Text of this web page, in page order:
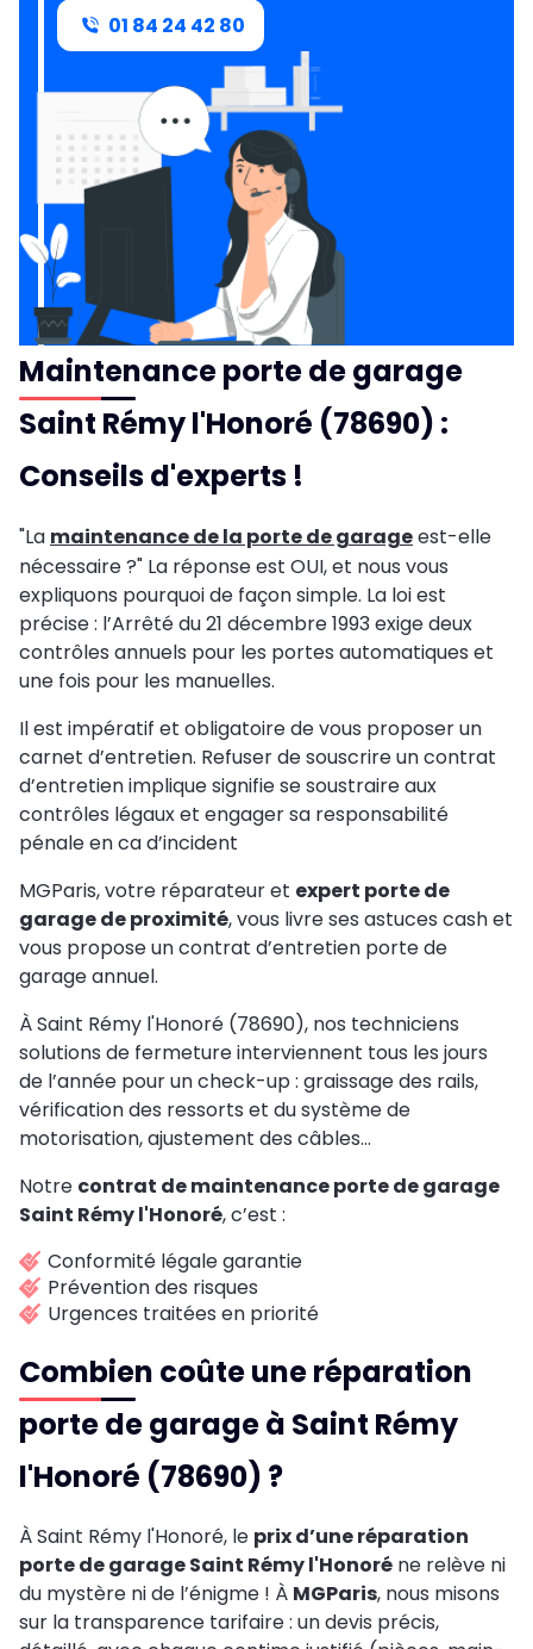
01 84 24 42 80
Maintenance porte de garage
Saint Rémy l'Honoré (78690) :
Conseils d'experts !
"La maintenance de la porte de garageest-elle
nécessaire ?" La réponse est OUI, et nous vous
expliquons pourquoi de façon simple. La loi est
précise : l’Arrêté du 21 décembre 1993 exige deux
contrôles annuels pour les portes automatiques et
une fois pour les manuelles.
Il est impératif et obligatoire de vous proposer un
carnet d’entretien. Refuser de souscrire un contrat
d’entretien implique signifie se soustraire aux
contrôles légaux et engager sa responsabilité
pénale en ca d’incident
MGParis, votre réparateur et expert porte de
garage de proximité, vous livre ses astuces cash et
vous propose un contrat d’entretien porte de
garage annuel.
À Saint Rémy l'Honoré (78690), nos techniciens
solutions de fermeture interviennent tous les jours
de l’année pour un check-up : graissage des rails,
vérification des ressorts et du système de
motorisation, ajustement des câbles…
Notre contrat de maintenance porte de garage
Saint Rémy l'Honoré, c’est :
Conformité légale garantie
Prévention des risques
Urgences traitées en priorité
Combien coûte une réparation
porte de garage à Saint Rémy
l'Honoré (78690) ?
À Saint Rémy l'Honoré, le prix d’une réparation
porte de garage Saint Rémy l'Honoré ne relève ni
du mystère ni de l’énigme ! À MGParis, nous misons
sur la transparence tarifaire : un devis précis,